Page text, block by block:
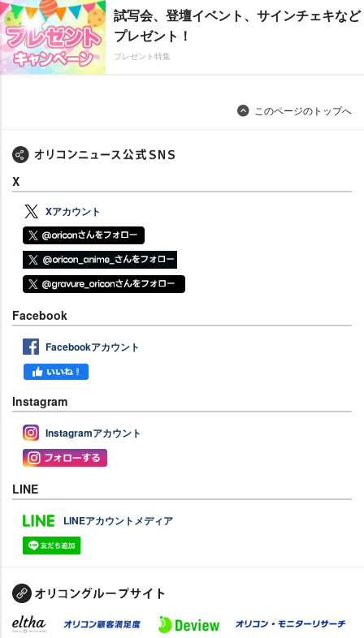
試写会、登壇イベント、サインチェキなど
プレゼント！
プレゼント特集
このページのトップへ
X
Xアカウント
Facebook
Facebookアカウント
Instagram
Instagramアカウント
LINE
LINEアカウントメディア